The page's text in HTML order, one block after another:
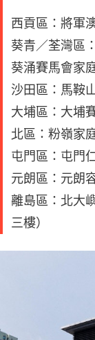
西貢區：將軍
葵青／荃灣區
葵涌賽馬會家
沙田區：馬鞍
大埔區：大埔
北區：粉嶺家
屯門區：屯門
元朗區：元朗
離島區：北大
三樓）